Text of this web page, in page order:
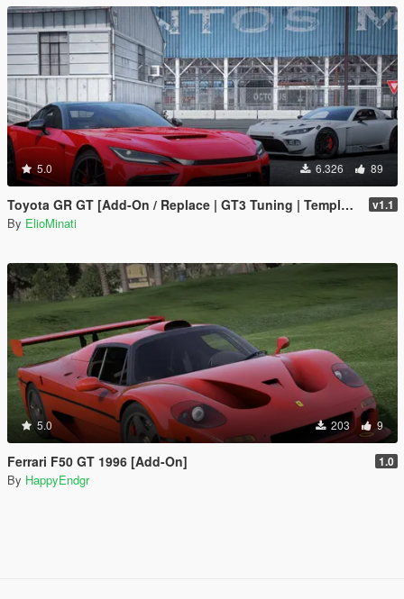
5.0 6.326 89
Toyota GR GT [Add-On / Replace | GT3 Tuning | Template | LODS] v1.1
By ElioMinati
5.0 203 9
Ferrari F50 GT 1996 [Add-On] 1.0
By HappyEndgr